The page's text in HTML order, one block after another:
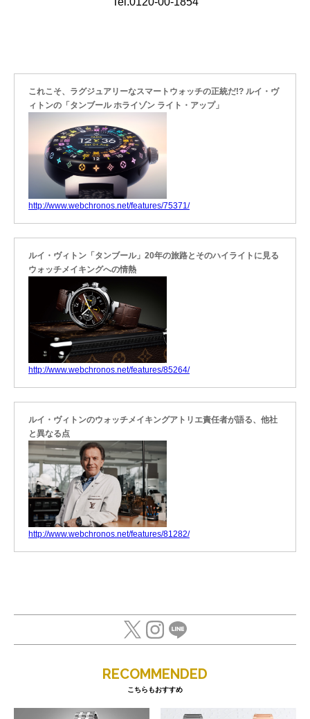
これこそ、ラグジュアリーなスマートウォッチの正統だ!? ルイ・ヴ
ィトンの「タンブール ホライゾン ライト・アップ」
http://www.webchronos.net/features/75371/
ルイ・ヴィトン「タンブール」20年の旅路とそのハイライトに見る
ウォッチメイキングへの情熱
http://www.webchronos.net/features/85264/
ルイ・ヴィトンのウォッチメイキングアトリエ責任者が語る、他社
と異なる点
http://www.webchronos.net/features/81282/
RECOMMENDED
こちらもおすすめ